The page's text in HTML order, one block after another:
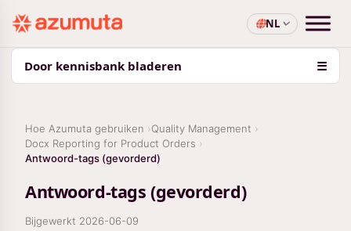
NL
Door kennisbank bladeren ☰
Hoe Azumuta gebruiken
Quality Management
Docx Reporting for Product Orders
Antwoord-tags (gevorderd)
Antwoord-tags (gevorderd)
Bijgewerkt 2026-06-09